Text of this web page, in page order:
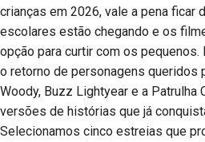
crianças em 2026, vale a pena ficar
escolares estão chegando e os
opção para curtir com os
o retorno de personagens queridos
Woody, Buzz Lightyear e a Patrulha
versões de histórias que já
Selecionamos cinco estreias que